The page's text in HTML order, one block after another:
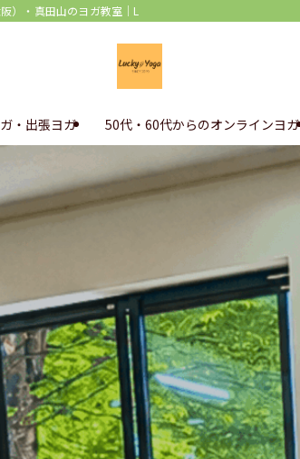
・真田山のヨガ教室｜Lucky Yoga(ラッキーヨガ)
・出張ヨガ 50代・60代からのオンラインヨガ